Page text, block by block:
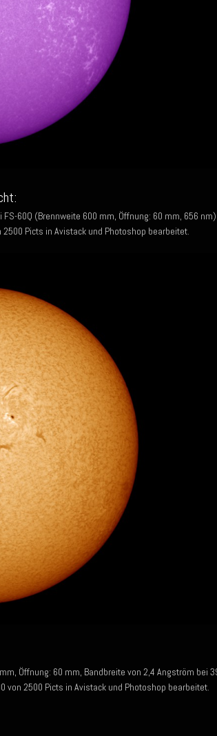
60Q (Brennweite 600 mm, Öffnung: 60 mm, 656
Picts in Avistack und Photoshop bearbeitet.
Öffnung: 60 mm, Bandbreite von 2,4 Angström bei
von 2500 Picts in Avistack und Photoshop bearbeitet.